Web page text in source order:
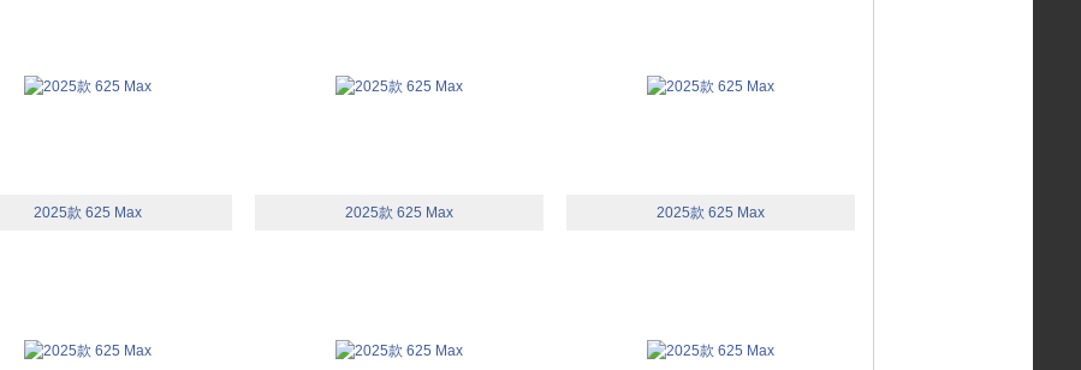
2025款 625 Max 2025款 625 Max 2025款 625 Max